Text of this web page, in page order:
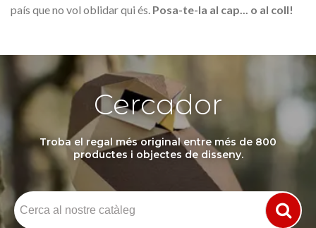
país que no vol oblidar qui és. Posa-te-la al cap... o al coll!
Cercador
Troba el regal més original entre més de 800
productes i objectes de disseny.